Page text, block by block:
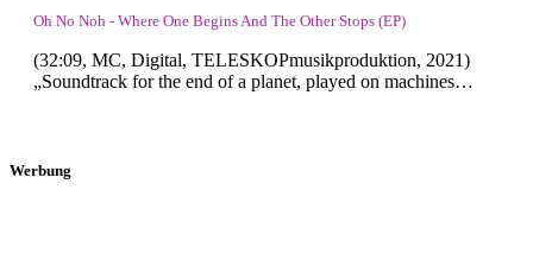
Oh No Noh - Where One Begins And The Other Stops (EP)
(32:09, MC, Digital, TELESKOPmusikproduktion, 2021)
„Soundtrack for the end of a planet, played on machines…
Werbung